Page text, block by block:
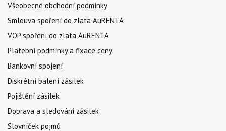
Všeobecné obchodní podmínky
Smlouva spoření do zlata AuRENTA
VOP spoření do zlata AuRENTA
Platební podmínky a fixace ceny
Bankovní spojení
Diskrétní balení zásilek
Pojištění zásilek
Doprava a sledování zásilek
Slovníček pojmů